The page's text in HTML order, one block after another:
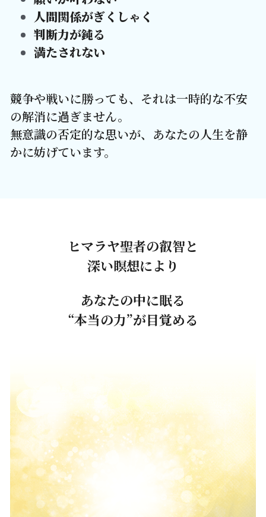
人間関係がぎくしゃく
判断力が鈍る
満たされない
競争や戦いに勝っても、それは一時的な不安
の解消に過ぎません。
無意識の否定的な思いが、あなたの人生を静
かに妨げています。
ヒマラヤ聖者の叡智と
深い瞑想により
あなたの中に眠る
“本当の力”が目覚める